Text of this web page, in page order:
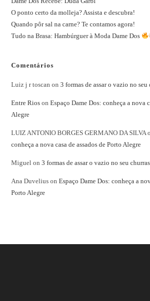
O ponto certo da molleja? Assista e descubra!
Quando pôr sal na carne? Te contamos agora!
Tudo na Brasa: Hambúrguer à Moda Dame Dos
Comentários
Luiz j r toscan on3 formas de assar o vazio no seu
Entre Rios onEspaço Dame Dos: conheça a nova
Alegre
LUIZ ANTONIO BORGES GERMANO DA SILVA
conheça a nova casa de assados de Porto Alegre
Miguel on3 formas de assar o vazio no seu
Ana Duvelius onEspaço Dame Dos: conheça a
Porto Alegre